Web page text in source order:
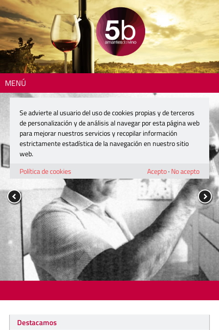
MENÚ
Destacamos
Se advierte al usuario del uso de cookies propias y de terceros
de personalización y de análisis al navegar por esta página web
para mejorar nuestros servicios y recopilar información
estrictamente estadística de la navegación en nuestro sitio
web.
Política de cookies
Acepto· No acepto